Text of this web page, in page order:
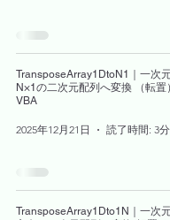
TransposeArray1DtoN1｜一次
N×1の二次元配列へ変換 （転置
VBA
2025年12月21日 読了時間: 3分
TransposeArray1Dto1N｜一次